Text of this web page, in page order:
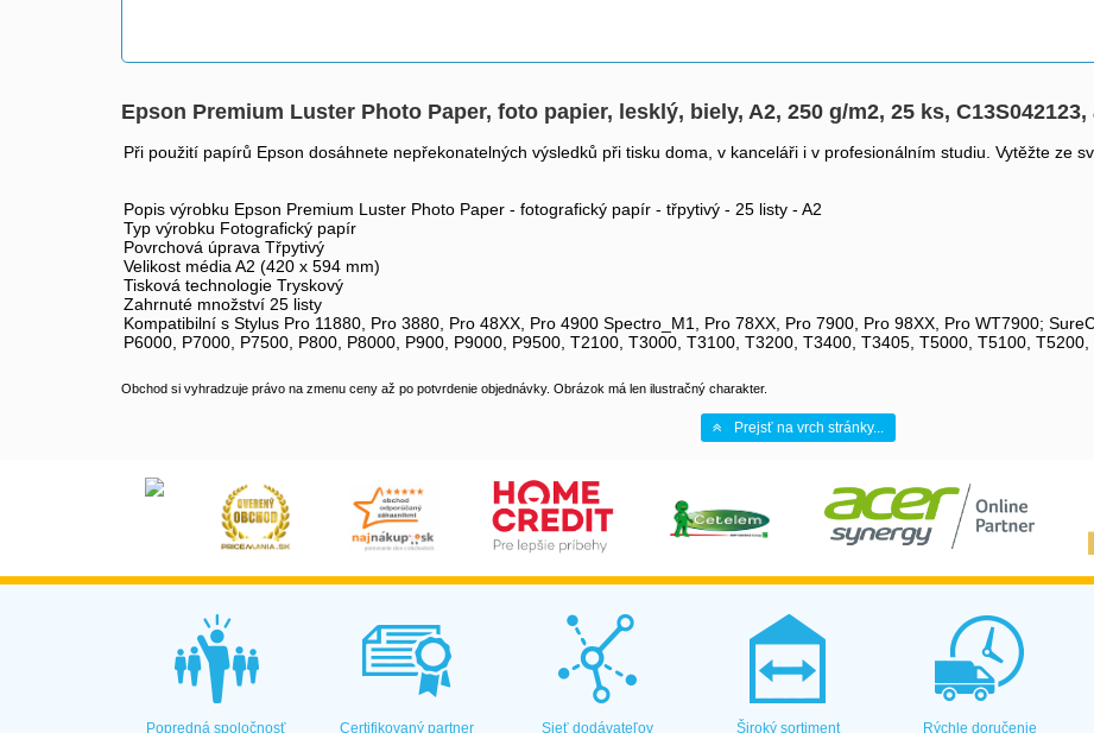
Epson Premium Luster Photo Paper, foto papier, lesklý, biely, A2, 250 g/m2, 25 ks, C13S042123,
Při použití papírů Epson dosáhnete nepřekonatelných výsledků při tisku doma, v kanceláři i v profesionálním studiu. Vytěžte ze
Popis výrobku Epson Premium Luster Photo Paper - fotografický papír - třpytivý - 25 listy - A2
Typ výrobku Fotografický papír
Povrchová úprava Třpytivý
Velikost média A2 (420 x 594 mm)
Tisková technologie Tryskový
Zahrnuté množství 25 listy
Kompatibilní s Stylus Pro 11880, Pro 3880, Pro 48XX, Pro 4900 Spectro_M1, Pro 78XX, Pro 7900, Pro 98XX, Pro WT7900;
P6000, P7000, P7500, P800, P8000, P900, P9000, P9500, T2100, T3000, T3100, T3200, T3400, T3405, T5000, T5100,
Obchod si vyhradzuje právo na zmenu ceny až po potvrdenie objednávky. Obrázok má len ilustračný charakter.
Prejsť na vrch stránky...
Popredná spoločnosť Certifikovaný partner Sieť dodávateľov Široký sortiment Rýchle doručenie